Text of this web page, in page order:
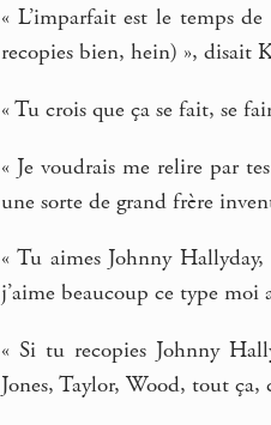
« L’imparfait est le temps
recopies bien, hein) », disait
« Tu crois que ça se fait, se
« Je voudrais me relire par
une sorte de grand frère
« Tu aimes Johnny
j’aime beaucoup ce type moi
« Si tu recopies Johnny
Jones, Taylor, Wood, tout ça,